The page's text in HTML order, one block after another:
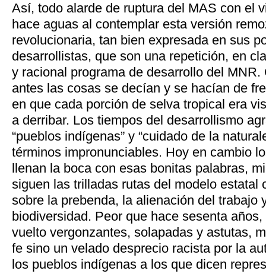
Así, todo alarde de ruptura del MAS con el
hace aguas al contemplar esta versión
revolucionaria, tan bien expresada en sus
desarrollistas, que son una repetición, en
y racional programa de desarrollo del MNR.
antes las cosas se decían y se hacían de
en que cada porción de selva tropical era
a derribar. Los tiempos del desarrollismo
“pueblos indígenas” y “cuidado de la
términos impronunciables. Hoy en cambio
llenan la boca con esas bonitas palabras,
siguen las trilladas rutas del modelo estatal
sobre la prebenda, la alienación del trabajo
biodiversidad. Peor que hace sesenta
vuelto vergonzantes, solapadas y astutas,
fe sino un velado desprecio racista por la
los pueblos indígenas a los que dicen